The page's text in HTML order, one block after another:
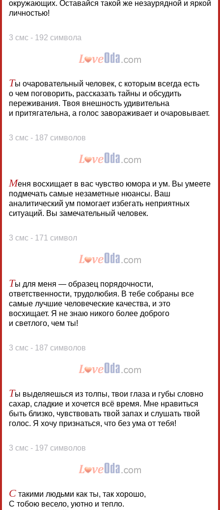
окружающих. Оставайся такой же незаурядной и яркой
личностью!
3 смс - 192 символа
Ты очаровательный человек, с которым всегда есть
о чем поговорить, рассказать тайны и обсудить
переживания. Твоя внешность удивительна
и притягательна, а голос завораживает и очаровывает.
3 смс - 187 символов
Меня восхищает в вас чувство юмора и ум. Вы умеете
подмечать самые незаметные нюансы. Ваш
аналитический ум помогает избегать неприятных
ситуаций. Вы замечательный человек.
3 смс - 171 символ
Ты для меня — образец порядочности,
ответственности, трудолюбия. В тебе собраны все
самые лучшие человеческие качества, и это
восхищает. Я не знаю никого более доброго
и светлого, чем ты!
3 смс - 187 символов
Ты выделяешься из толпы, твои глаза и губы словно
сахар, сладкие и хочется всё время. Мне нравиться
быть близко, чувствовать твой запах и слушать твой
голос. Я хочу признаться, что без ума от тебя!
3 смс - 197 символов
Стакими людьми как ты, так хорошо,
С тобою весело, уютно и тепло.